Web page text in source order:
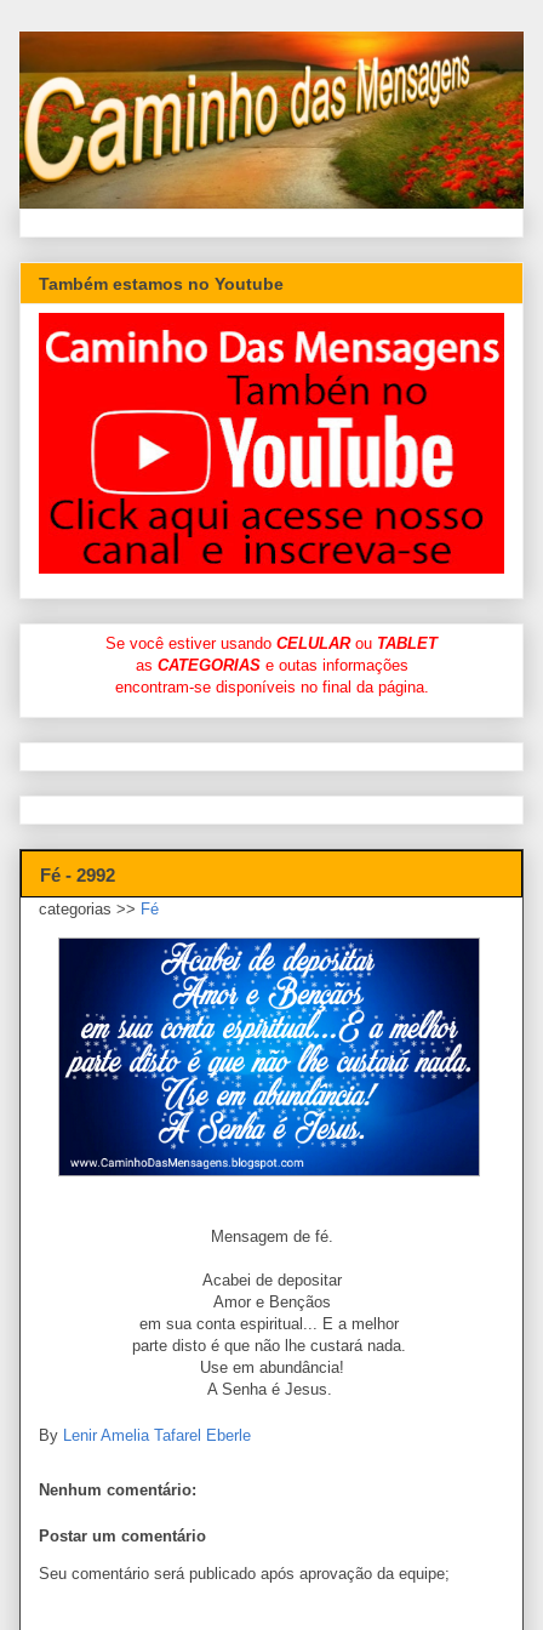
Também estamos no Youtube
Se você estiver usando CELULARou TABLET
as CATEGORIASe outas informações
encontram-se disponíveis no final da página.
Fé - 2992
categorias >> Fé
Mensagem de fé.
Acabei de depositar
Amor e Bençãos
em sua conta espiritual... E a melhor
parte disto é que não lhe custará nada.
Use em abundância!
A Senha é Jesus.
By Lenir Amelia Tafarel Eberle
Nenhum comentário:
Postar um comentário
Seu comentário será publicado após aprovação da equipe;